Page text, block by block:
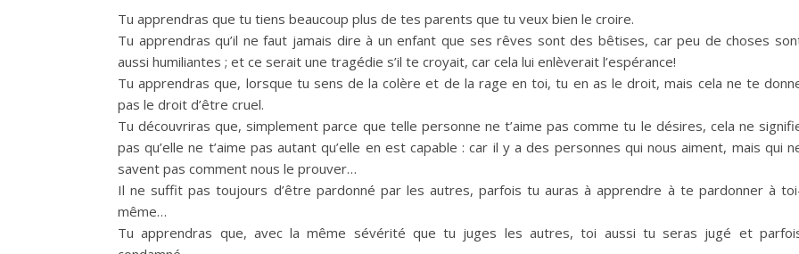
Tu apprendras que tu tiens beaucoup plus de tes parents que tu veux bien le croire.
Tu apprendras qu’il ne faut jamais dire à un enfant que ses rêves sont des bêtises, car peu de choses
aussi humiliantes ; et ce serait une tragédie s’il te croyait, car cela lui enlèverait l’espérance!
Tu apprendras que, lorsque tu sens de la colère et de la rage en toi, tu en as le droit, mais cela ne te
pas le droit d’être cruel.
Tu découvriras que, simplement parce que telle personne ne t’aime pas comme tu le désires, cela ne
pas qu’elle ne t’aime pas autant qu’elle en est capable : car il y a des personnes qui nous aiment, mais qui
savent pas comment nous le prouver…
Il ne suffit pas toujours d’être pardonné par les autres, parfois tu auras à apprendre à te pardonner à
même…
Tu apprendras que, avec la même sévérité que tu juges les autres, toi aussi tu seras jugé et